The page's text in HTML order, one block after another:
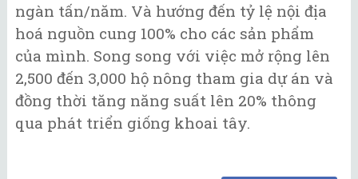
ngàn tấn/năm. Và hướng đến tỷ lệ nội địa
hoá nguồn cung 100% cho các sản phẩm
của mình. Song song với việc mở rộng lên
2,500 đến 3,000 hộ nông tham gia dự án và
đồng thời tăng năng suất lên 20% thông
qua phát triển giống khoai tây.